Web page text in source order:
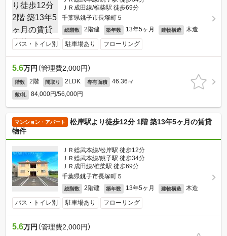
ＪＲ成田線/椎柴駅 徒歩69分
千葉県銚子市長塚町５
総階数 2階建 築年数 13年5ヶ月 建物構造 木造
バス・トイレ別 駐車場あり フローリング
5.6万円 （管理費2,000円）
階数 2階 間取り 2LDK 専有面積 46.36㎡
敷/礼 84,000円/56,000円
マンション・アパート
松岸駅より徒歩12分 1階 築13年5ヶ月の賃貸
物件
ＪＲ総武本線/松岸駅 徒歩12分
ＪＲ総武本線/銚子駅 徒歩34分
ＪＲ成田線/椎柴駅 徒歩69分
千葉県銚子市長塚町５
総階数 2階建 築年数 13年5ヶ月 建物構造 木造
バス・トイレ別 駐車場あり フローリング
5.6万円 （管理費2,000円）